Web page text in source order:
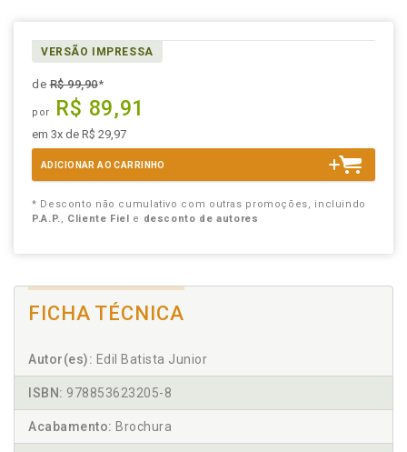
VERSÃO IMPRESSA
deR$ 99,90*
por R$ 89,91
em 3x de R$ 29,97
ADICIONAR AO CARRINHO
* Desconto não cumulativo com outras promoções, incluindo
P.A.P., Cliente Fiel e desconto de autores
FICHA TÉCNICA
Autor(es): Edil Batista Junior
ISBN: 978853623205-8
Acabamento: Brochura